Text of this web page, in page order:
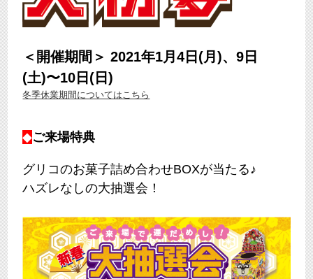
＜開催期間＞ 2021年1月4日(月)、9日
(土)〜10日(日)
冬季休業期間についてはこちら
◆ご来場特典
グリコのお菓子詰め合わせBOXが当たる♪
ハズレなしの大抽選会！